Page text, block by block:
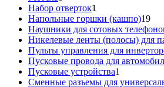
товаров
Набор отверток1
товар
Напольные горшки (кашпо)1919
Наушники для сотовых
Никелевые ленты (полосы) для
Пульты управления для
Пусковые провода для
Пусковые устройства1
товар
Сменные разъемы для